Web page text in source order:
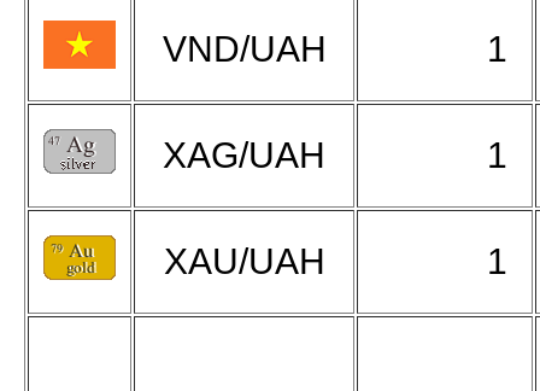
VND/UAH 1
XAG/UAH 1
XAU/UAH 1